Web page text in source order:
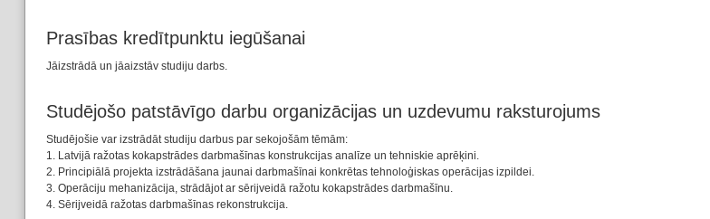
Prasības kredītpunktu iegūšanai
Jāizstrādā un jāaizstāv studiju darbs.
Studējošo patstāvīgo darbu organizācijas un uzdevumu raksturojums
Studējošie var izstrādāt studiju darbus par sekojošām tēmām:
1. Latvijā ražotas kokapstrādes darbmašīnas konstrukcijas analīze un tehniskie aprēķini.
2. Principiālā projekta izstrādāšana jaunai darbmašīnai konkrētas tehnoloģiskas operācijas izpildei.
3. Operāciju mehanizācija, strādājot ar sērijveidā ražotu kokapstrādes darbmašīnu.
4. Sērijveidā ražotas darbmašīnas rekonstrukcija.